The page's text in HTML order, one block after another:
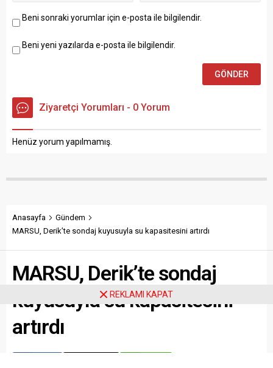
Beni sonraki yorumlar için e-posta ile bilgilendir.
Beni yeni yazılarda e-posta ile bilgilendir.
Ziyaretçi Yorumları - 0 Yorum
Henüz yorum yapılmamış.
Anasayfa
Gündem
MARSU, Derik’te sondaj kuyusuyla su kapasitesini artırdı
MARSU, Derik’te sondaj
kuyusuyla su kapasitesini
artırdı
REKLAMI KAPAT